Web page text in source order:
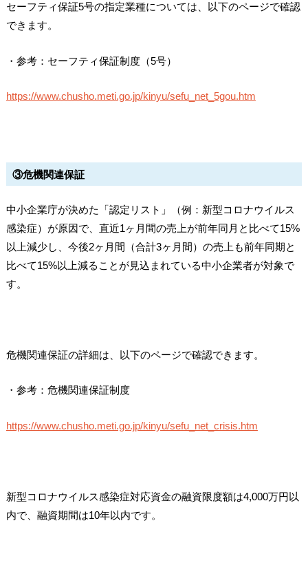
セーフティ保証5号の指定業種については、以下のページで確認
できます。
・参考：セーフティ保証制度（5号）
https://www.chusho.meti.go.jp/kinyu/sefu_net_5gou.htm
③危機関連保証
中小企業庁が決めた「認定リスト」（例：新型コロナウイルス
感染症）が原因で、直近1ヶ月間の売上が前年同月と比べて15%
以上減少し、今後2ヶ月間（合計3ヶ月間）の売上も前年同期と
比べて15%以上減ることが見込まれている中小企業者が対象で
す。
危機関連保証の詳細は、以下のページで確認できます。
・参考：危機関連保証制度
https://www.chusho.meti.go.jp/kinyu/sefu_net_crisis.htm
新型コロナウイルス感染症対応資金の融資限度額は4,000万円以
内で、融資期間は10年以内です。